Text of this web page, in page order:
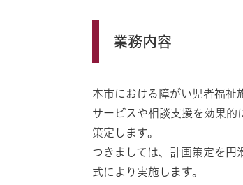
業務内容
本市における障がい児者福祉
サービスや相談支援を効果
策定します。
つきましては、計画策定を円
式により実施します。